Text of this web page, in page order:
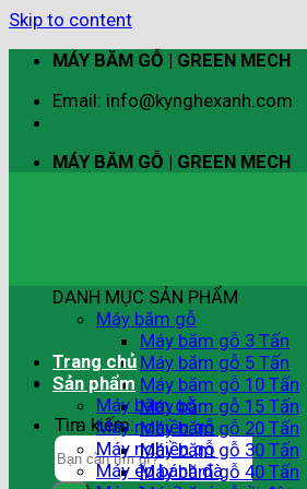
Skip to content
MÁY BĂM GỖ | GREEN MECH
Email: info@kynghexanh.com
MÁY BĂM GỖ | GREEN MECH
Tìm kiếm:
DANH MỤC SẢN PHẨM
Máy băm gỗ
Máy băm gỗ 3 Tấn
Máy băm gỗ 5 Tấn
Máy băm gỗ 10 Tấn
Máy băm gỗ 15 Tấn
Máy băm gỗ 20 Tấn
Máy băm gỗ 30 Tấn
Máy băm gỗ 40 Tấn
Trang chủ
Sản phẩm
Máy băm gỗ
Máy nghiền gỗ
Máy nghiền gỗ
Máy ép bánh đà